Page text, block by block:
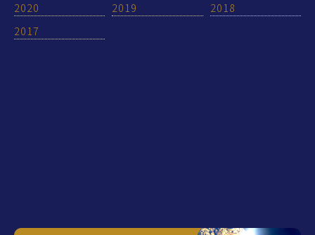
2020
2019
2018
2017